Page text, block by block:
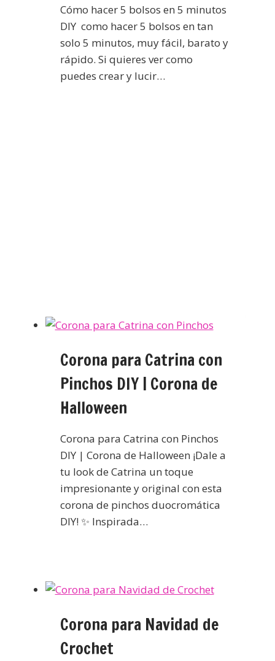
Cómo hacer 5 bolsos en 5 minutos
DIY como hacer 5 bolsos en tan
solo 5 minutos, muy fácil, barato y
rápido. Si quieres ver como
puedes crear y lucir…
Corona para Catrina con
Pinchos DIY | Corona de
Halloween
Corona para Catrina con Pinchos
DIY | Corona de Halloween ¡Dale a
tu look de Catrina un toque
impresionante y original con esta
corona de pinchos duocromática
DIY! ✨ Inspirada…
Corona para Navidad de
Crochet